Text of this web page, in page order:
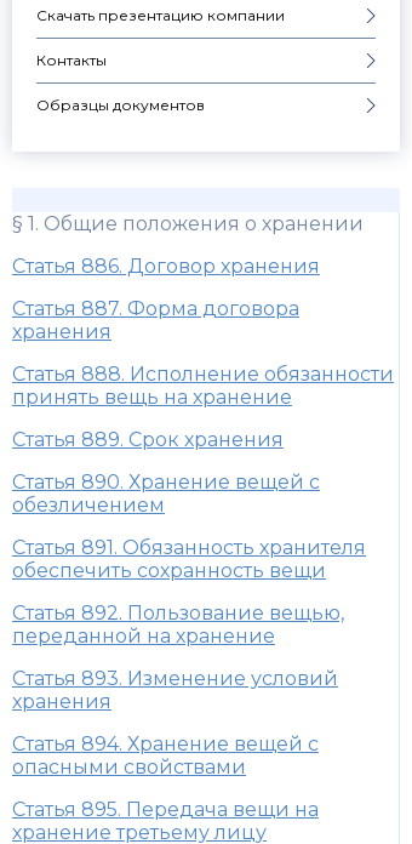
Скачать презентацию компании
Контакты
Образцы документов
§ 1. Общие положения о хранении
Статья 886. Договор хранения
Статья 887. Форма договора
хранения
Статья 888. Исполнение обязанности
принять вещь на хранение
Статья 889. Срок хранения
Статья 890. Хранение вещей с
обезличением
Статья 891. Обязанность хранителя
обеспечить сохранность вещи
Статья 892. Пользование вещью,
переданной на хранение
Статья 893. Изменение условий
хранения
Статья 894. Хранение вещей с
опасными свойствами
Статья 895. Передача вещи на
хранение третьему лицу